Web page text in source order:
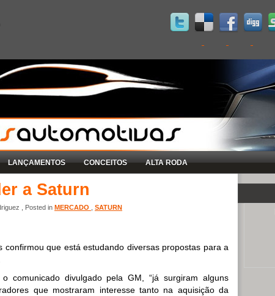
LANÇAMENTOS CONCEITOS ALTA RODA
a Saturn
, Posted in MERCADO SATURN
confirmou que está estudando diversas propostas para a
comunicado divulgado pela GM, “já surgiram alguns
que mostraram interesse tanto na aquisição da